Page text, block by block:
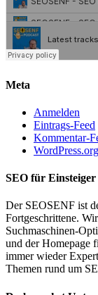
Meta
Anmelden
Eintrags-Feed
Kommentar-
WordPress.org
SEO für
Der SEOSENF ist
Fortgeschrittene.
Suchmaschinen-
und der Homepage
immer wieder
Themen rund um